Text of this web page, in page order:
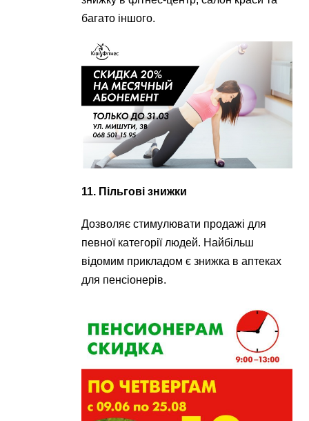
багато іншого.
11. Пільгові знижки
Дозволяє стимулювати продажі для
певної категорії людей. Найбільш
відомим прикладом є знижка в аптеках
для пенсіонерів.